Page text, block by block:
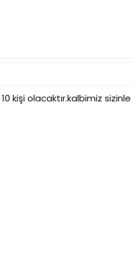
kişi olacaktır.kalbimiz